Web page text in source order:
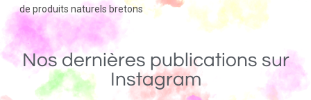
de produits naturels bretons
Nos dernières publications sur
Instagram